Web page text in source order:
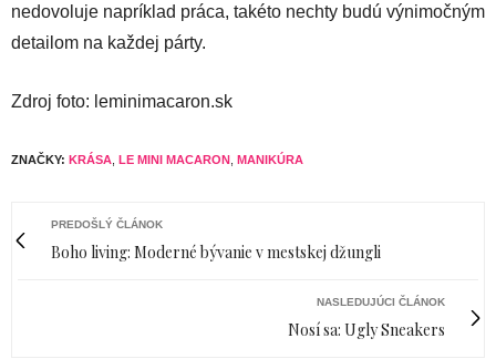
nedovoluje napríklad práca, takéto nechty budú výnimočným
detailom na každej párty.
Zdroj foto: leminimacaron.sk
ZNAČKY: KRÁSA LE MINI MACARON MANIKÚRA
PREDOŠLÝ ČLÁNOK
Boho living: Moderné bývanie v mestskej džungli
NASLEDUJÚCI ČLÁNOK
Nosí sa: Ugly Sneakers